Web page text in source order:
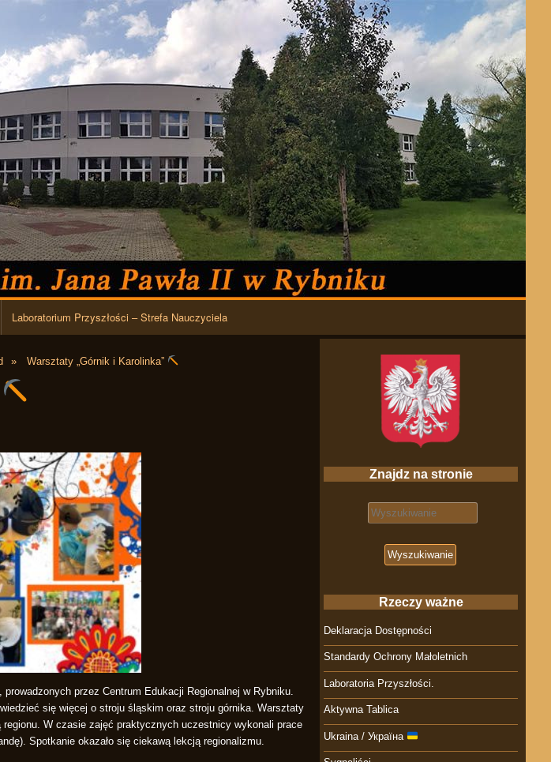
Przejdź do zawartości
Laboratorium Przyszłości – Strefa Nauczyciela
Warsztaty „Górnik i Karolinka”
przez Centrum Edukacji Regionalnej w Rybniku.
się więcej o stroju śląskim oraz stroju górnika. Warsztaty
W czasie zajęć praktycznych uczestnicy wykonali prace
Spotkanie okazało się ciekawą lekcją regionalizmu.
Znajdz na stronie
Search for:
Rzeczy ważne
Deklaracja Dostępności
Standardy Ochrony Małoletnich
Laboratoria Przyszłości.
Aktywna Tablica
Ukraina / Україна